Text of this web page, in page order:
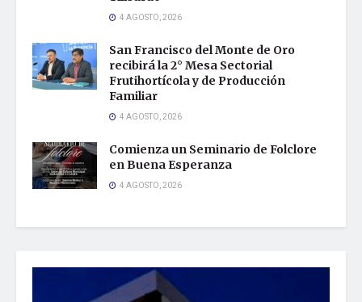
4 AGOSTO, 2026
San Francisco del Monte de Oro
recibirá la 2° Mesa Sectorial
Frutihortícola y de Producción
Familiar
4 AGOSTO, 2026
Comienza un Seminario de Folclore
en Buena Esperanza
4 AGOSTO, 2026